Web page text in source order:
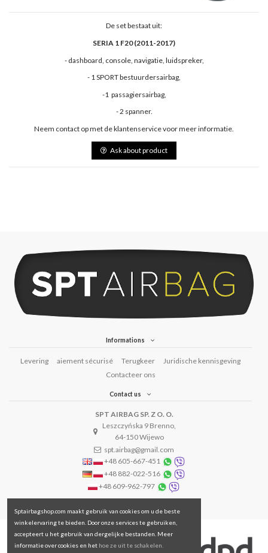
De set bestaat uit:
SERIA 1 F20 (2011-2017)
- dashboard, console, navigatie, luidspreker,
- 1 SPORT bestuurdersairbag,
-1 passagiersairbag,
- 2 spanner.
Neem contact op met de klantenservice voor meer informatie.
Ask about product
Informations
Levering aiement sécurisé Terugkeer
Juridische kennisgeving
Contacteer ons
Contact us
SPT AIRBAG SP. Z O. O.
Leszczyńska 9 Brenno,
64-150 Wijewo
spt.airbag@gmail.com
+48 605-667-451
+48 882-022-516
+48 609-962-797
Sptairbagshop.com maakt gebruik van cookies om u de beste
winkelervaring te bieden. Door onze services te gebruiken,
accepteert u het gebruik van dergelijke bestanden. Meer
informatie over cookies en het hoe ze uit te schakelen.